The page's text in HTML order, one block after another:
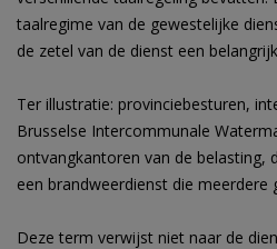
taalregime van de gewestelijke
de zetel van de dienst een
Ter illustratie: provinciebesturen,
Brusselse Intercommunale
ontvangkantoren van de belasting,
een brandweerdienst die
Deze term verwijst niet naar de